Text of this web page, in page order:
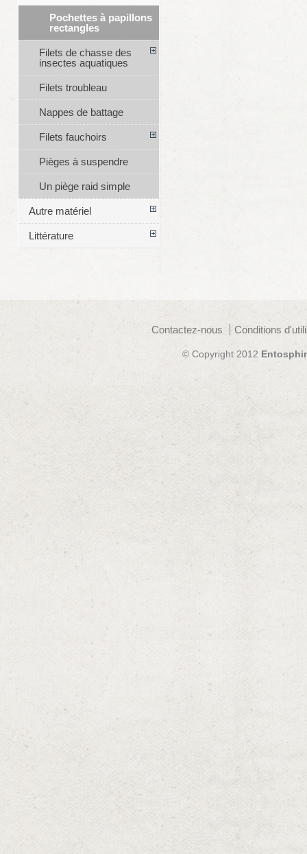
Pochettes à papillons
rectangles
Filets de chasse des
insectes aquatiques
Filets troubleau
Nappes de battage
Filets fauchoirs
Pièges à suspendre
Un piège raid simple
Autre matériel
Littérature
Contactez-nous Conditions
© Copyright 2012